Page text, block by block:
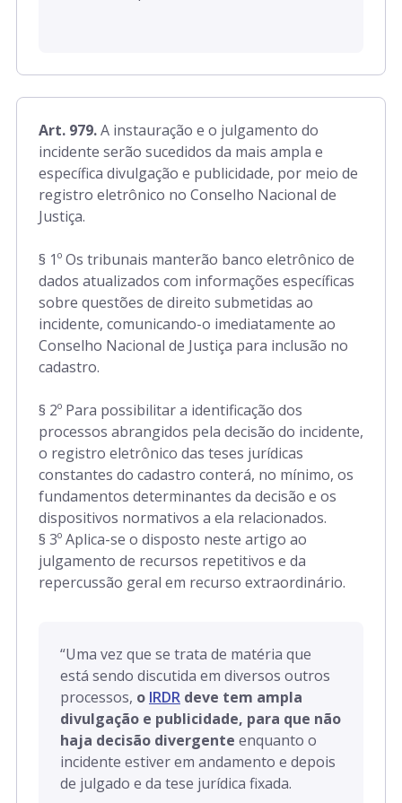
Art. 979.A instauração e o julgamento do
incidente serão sucedidos da mais ampla e
específica divulgação e publicidade, por meio de
registro eletrônico no Conselho Nacional de
Justiça.
§ 1º Os tribunais manterão banco eletrônico de
dados atualizados com informações específicas
sobre questões de direito submetidas ao
incidente, comunicando-o imediatamente ao
Conselho Nacional de Justiça para inclusão no
cadastro.
§ 2º Para possibilitar a identificação dos
processos abrangidos pela decisão do incidente,
o registro eletrônico das teses jurídicas
constantes do cadastro conterá, no mínimo, os
fundamentos determinantes da decisão e os
dispositivos normativos a ela relacionados.
§ 3º Aplica-se o disposto neste artigo ao
julgamento de recursos repetitivos e da
repercussão geral em recurso extraordinário.
“Uma vez que se trata de matéria que
está sendo discutida em diversos outros
processos, o IRDR deve tem ampla
divulgação e publicidade, para que não
haja decisão divergente enquanto o
incidente estiver em andamento e depois
de julgado e da tese jurídica fixada.